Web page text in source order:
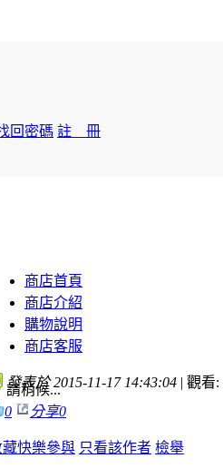
回密碼 註 冊
商店首頁
商店介紹
購物說明
商店客服
發表於 2015-11-17 14:43:04 | 觀看:
請稍候...
0
分享0
藏快樂參與 只看該作者 檢舉